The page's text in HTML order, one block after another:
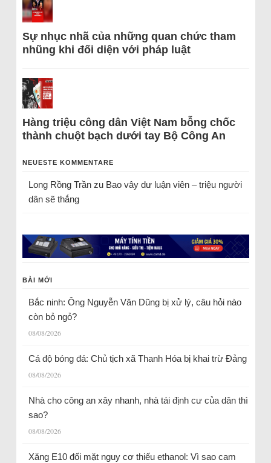
Sự nhục nhã của những quan chức tham
nhũng khi đối diện với pháp luật
Hàng triệu công dân Việt Nam bỗng chốc
thành chuột bạch dưới tay Bộ Công An
NEUESTE KOMMENTARE
Long Rồng Trầnzu Bao vây dư luận viên – triệu người
dân sẽ thắng
BÀI MỚI
Bắc ninh: Ông Nguyễn Văn Dũng bị xử lý, câu hỏi nào
còn bỏ ngỏ?
08/08/2026
Cá độ bóng đá: Chủ tịch xã Thanh Hóa bị khai trừ Đảng
08/08/2026
Nhà cho công an xây nhanh, nhà tái định cư của dân thì
sao?
08/08/2026
Xăng E10 đối mặt nguy cơ thiếu ethanol: Vì sao cam